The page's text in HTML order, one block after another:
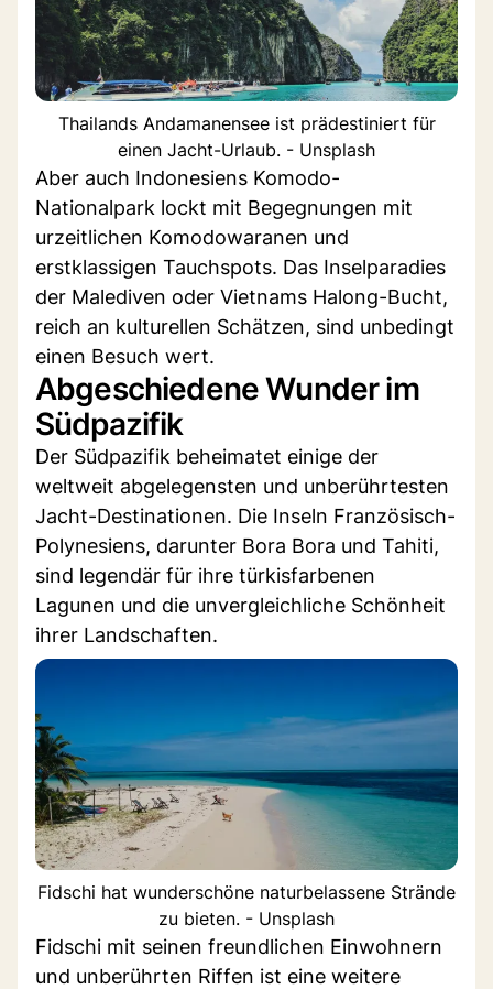
Thailands Andamanensee ist prädestiniert für
einen Jacht-Urlaub. - Unsplash
Aber auch Indonesiens Komodo-
Nationalpark lockt mit Begegnungen mit
urzeitlichen Komodowaranen und
erstklassigen Tauchspots. Das Inselparadies
der Malediven oder Vietnams Halong-Bucht,
reich an kulturellen Schätzen, sind unbedingt
einen Besuch wert.
Abgeschiedene Wunder im
Südpazifik
Der Südpazifik beheimatet einige der
weltweit abgelegensten und unberührtesten
Jacht-Destinationen. Die Inseln Französisch-
Polynesiens, darunter Bora Bora und Tahiti,
sind legendär für ihre türkisfarbenen
Lagunen und die unvergleichliche Schönheit
ihrer Landschaften.
Fidschi hat wunderschöne naturbelassene Strände
zu bieten. - Unsplash
Fidschi mit seinen freundlichen Einwohnern
und unberührten Riffen ist eine weitere